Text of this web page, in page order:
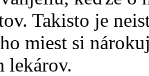
Takisto je
miest si
lekárov.